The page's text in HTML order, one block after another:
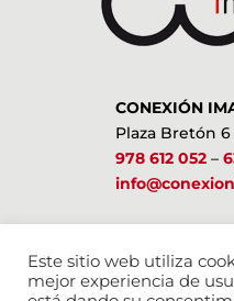
CONEXIÓN
Plaza Bretón 6
978 612 052–
Este sitio web utiliza
mejor experiencia de